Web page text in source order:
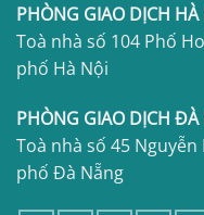
PHÒNG GIAO DỊCH HÀ
Toà nhà số 104 Phố
phố Hà Nội
PHÒNG GIAO DỊCH ĐÀ
Toà nhà số 45
phố Đà Nẵng